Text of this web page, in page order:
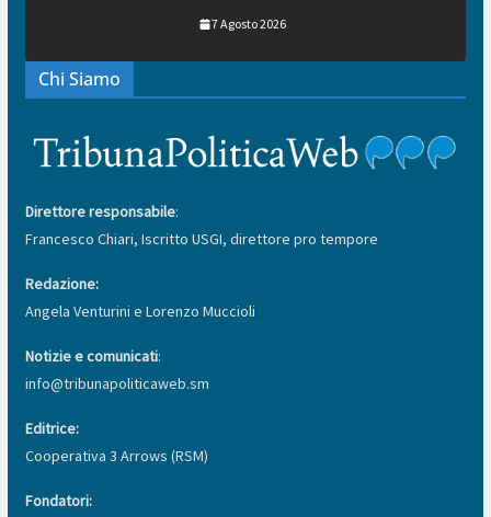
7 Agosto 2026
Chi Siamo
Direttore responsabile:
Francesco Chiari, Iscritto USGI, direttore pro tempore
Redazione:
Angela Venturini e Lorenzo Muccioli
Notizie e comunicati:
info@tribunapoliticaweb.sm
Editrice:
Cooperativa 3 Arrows (RSM)
Fondatori: